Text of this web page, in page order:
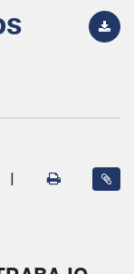
|